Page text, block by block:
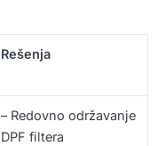
Rešenja
– Redovno održavanje
DPF filtera